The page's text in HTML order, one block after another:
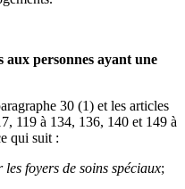
aux personnes ayant une
30 (1) et les articles
119 à 134, 136, 140 et 149 à
qui suit :
les foyers de soins spéciaux;